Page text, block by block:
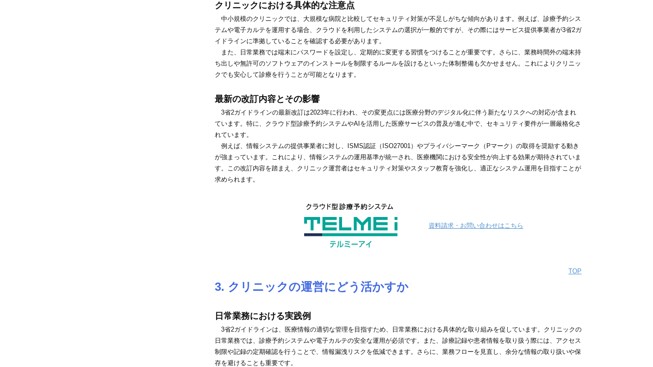
クリニックにおける具体的な注意点
中小規模のクリニックでは、大規模な病院と比較してセキュリティ対策が不足しがちな傾向があります。例えば、診療予約シス
テムや電子カルテを運用する場合、クラウドを利用したシステムの選択が一般的ですが、その際にはサービス提供事業者が3省2ガ
イドラインに準拠していることを確認する必要があります。
また、日常業務では端末にパスワードを設定し、定期的に変更する習慣をつけることが重要です。さらに、業務時間外の端末持
ち出しや無許可のソフトウェアのインストールを制限するルールを設けるといった体制整備も欠かせません。これによりクリニッ
クでも安心して診療を行うことが可能となります。
最新の改訂内容とその影響
3省2ガイドラインの最新改訂は2023年に行われ、その変更点には医療分野のデジタル化に伴う新たなリスクへの対応が含まれ
ています。特に、クラウド型診療予約システムやAIを活用した医療サービスの普及が進む中で、セキュリティ要件が一層厳格化さ
れています。
例えば、情報システムの提供事業者に対し、ISMS認証（ISO27001）やプライバシーマーク（Pマーク）の取得を奨励する動き
が強まっています。これにより、情報システムの運用基準が統一され、医療機関における安全性が向上する効果が期待されていま
す。この改訂内容を踏まえ、クリニック運営者はセキュリティ対策やスタッフ教育を強化し、適正なシステム運用を目指すことが
求められます。
資料請求・お問い合わせはこちら
TOP
3. クリニックの運営にどう活かすか
日常業務における実践例
3省2ガイドラインは、医療情報の適切な管理を目指すため、日常業務における具体的な取り組みを促しています。クリニックの
日常業務では、診療予約システムや電子カルテの安全な運用が必須です。また、診療記録や患者情報を取り扱う際には、アクセス
制限や記録の定期確認を行うことで、情報漏洩リスクを低減できます。さらに、業務フローを見直し、余分な情報の取り扱いや保
存を避けることも重要です。